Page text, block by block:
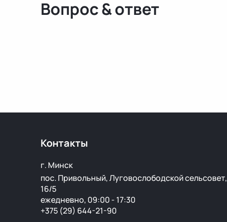
Вопрос & ответ
Контакты
г. Минск
пос. Привольный, Луговослободской сельсовет,
16/5
ежедневно, 09:00 - 17:30
+375 (29) 644-21-90